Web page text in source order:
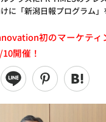
に「新潟日報プログラム
初のマーケテ
開催！